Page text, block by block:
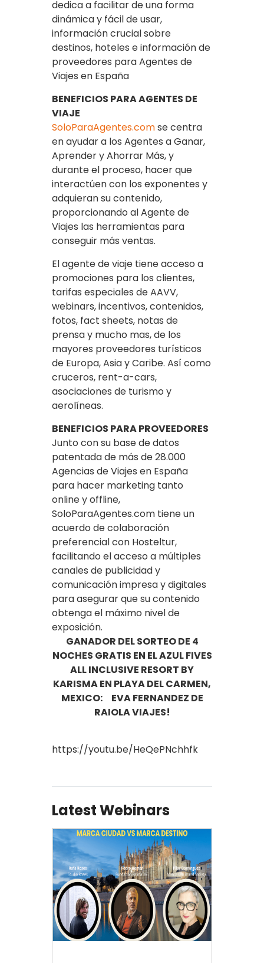
dedica a facilitar de una forma
dinámica y fácil de usar,
información crucial sobre
destinos, hoteles e información de
proveedores para Agentes de
Viajes en España
BENEFICIOS PARA AGENTES DE
VIAJE
SoloParaAgentes.comse centra
en ayudar a los Agentes a Ganar,
Aprender y Ahorrar Más, y
durante el proceso, hacer que
interactúen con los exponentes y
adquieran su contenido,
proporcionando al Agente de
Viajes las herramientas para
conseguir más ventas.
El agente de viaje tiene acceso a
promociones para los clientes,
tarifas especiales de AAVV,
webinars, incentivos, contenidos,
fotos, fact sheets, notas de
prensa y mucho mas, de los
mayores proveedores turísticos
de Europa, Asia y Caribe. Así como
cruceros, rent-a-cars,
asociaciones de turismo y
aerolíneas.
BENEFICIOS PARA PROVEEDORES
Junto con su base de datos
patentada de más de 28.000
Agencias de Viajes en España
para hacer marketing tanto
online y offline,
SoloParaAgentes.com tiene un
acuerdo de colaboración
preferencial con Hosteltur,
facilitando el acceso a múltiples
canales de publicidad y
comunicación impresa y digitales
para asegurar que su contenido
obtenga el máximo nivel de
exposición.
GANADOR DEL SORTEO DE 4
NOCHES GRATIS EN EL AZUL FIVES
ALL INCLUSIVE RESORT BY
KARISMA EN PLAYA DEL CARMEN,
MEXICO: EVA FERNANDEZ DE
RAIOLA VIAJES!
https://youtu.be/HeQePNchhfk
Latest Webinars